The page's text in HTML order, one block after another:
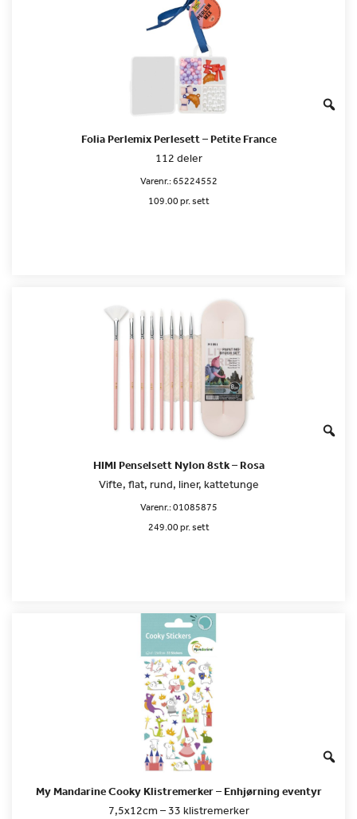
Folia Perlemix Perlesett – Petite France
112 deler
Varenr.:65224552
109.00 pr. sett
HIMI Penselsett Nylon 8stk – Rosa
Vifte, flat, rund, liner, kattetunge
Varenr.:01085875
249.00 pr. sett
My Mandarine Cooky Klistremerker – Enhjørning eventyr
7,5x12cm – 33 klistremerker